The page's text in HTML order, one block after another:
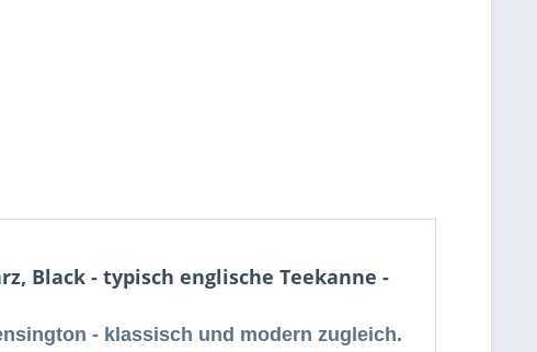
Black - typisch englische Teekanne -
- klassisch und modern zugleich.